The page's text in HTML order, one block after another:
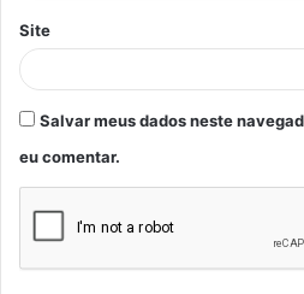
Site
Salvar meus dados neste
eu comentar.